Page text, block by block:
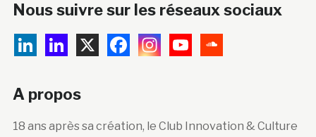
Nous suivre sur les réseaux sociaux
A propos
18 ans après sa création, le Club Innovation & Culture